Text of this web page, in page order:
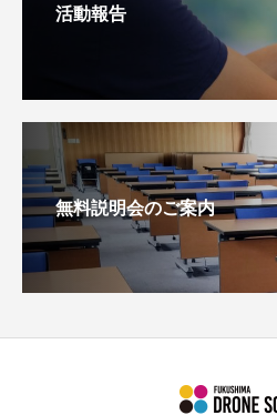
活動報告
無料説明会のご案内